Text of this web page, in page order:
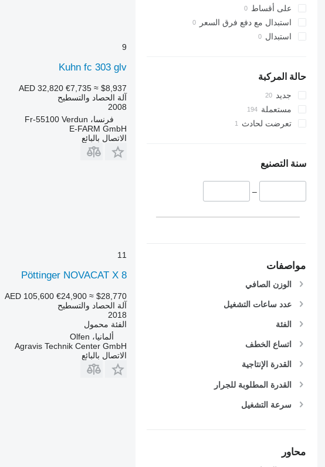
على أقساط
استبدال مع دفع فرق السعر
استبدال
حالة المركبة
جديد
مستعملة
تعرضت لحادث
سنة التصنيع
–
مواصفات
الوزن الصافي
عدد ساعات التشغيل
الفئة
اتساع الخطف
القدرة الإنتاجية
القدرة المطلوبة للجرار
سرعة التشغيل
محاور
9
Kuhn fc 303 glv
AED 32,820 €7,735 ≈ $8,937
آلة الحصاد والتسطيح
2008
فرنسا، Fr-55100 Verdun
E-FARM GmbH
الاتصال بالبائع
11
Pöttinger NOVACAT X 8
AED 105,600 €24,900 ≈ $28,770
آلة الحصاد والتسطيح
2018
الفئة محمول
ألمانيا، Olfen
Agravis Technik Center GmbH
الاتصال بالبائع